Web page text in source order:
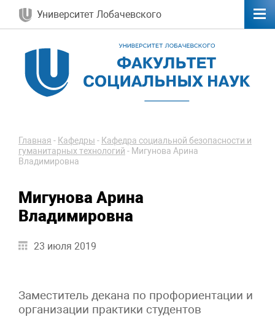
Университет Лобачевского
Главная - Кафедры - Кафедра социальной безопасности и
гуманитарных технологий - Мигунова Арина
Владимировна
Мигунова Арина
Владимировна
23 июля 2019
Заместитель декана по профориентации и
организации практики студентов